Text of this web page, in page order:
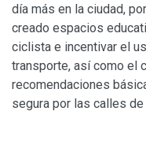
día más en la ciudad,
creado espacios
ciclista e incentivar el
transporte, así como el
recomendaciones
segura por las calles de